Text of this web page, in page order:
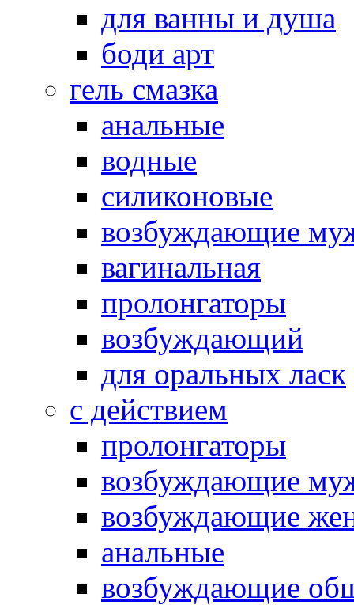
для ванны и душа
боди арт
гель смазка
анальные
водные
силиконовые
возбуждающие
вагинальная
пролонгаторы
возбуждающий
для оральных ласк
с действием
пролонгаторы
возбуждающие
возбуждающие
анальные
возбуждающие